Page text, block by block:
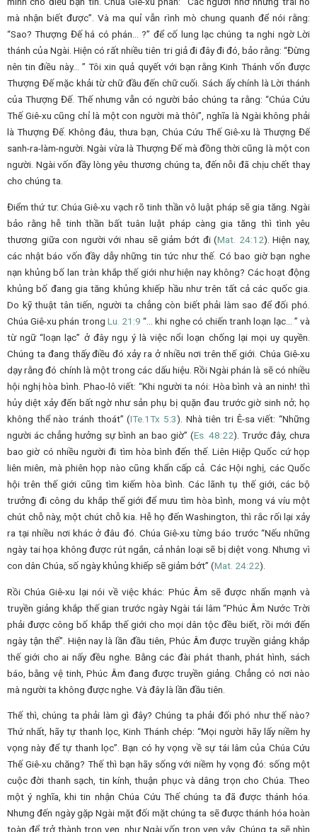
mà nhận biết được”. Và ma quỉ vẫn rình mò chung quanh để nói rằng:
“Sao? Thượng Đế há có phán… ?” để cố lung lạc chúng ta nghi ngờ Lời
thánh của Ngài. Hiện có rất nhiều tiên tri giả đi đây đi đó, bảo rằng: “Đừng
nên tin điều này… ” Tôi xin quả quyết với bạn rằng Kinh Thánh vốn được
Thượng Đế mặc khải từ chữ đầu đến chữ cuối. Sách ấy chính là Lời thánh
của Thượng Đế. Thế nhưng vẫn có người bảo chúng ta rằng: “Chúa Cứu
Thế Giê-xu cũng chỉ là một con người mà thôi”, nghĩa là Ngài không phải
là Thượng Đế. Không đâu, thưa bạn, Chúa Cứu Thế Giê-xu là Thượng Đế
sanh-ra-làm-người. Ngài vừa là Thượng Đế mà đồng thời cũng là một con
người. Ngài vốn đầy lòng yêu thương chúng ta, đến nỗi đã chịu chết thay
cho chúng ta.
Điểm thứ tư: Chúa Giê-xu vạch rõ tinh thần vô luật pháp sẽ gia tăng. Ngài
bảo rằng hễ tinh thần bất tuân luật pháp càng gia tăng thì tình yêu
thương giữa con người với nhau sẽ giảm bớt đi (Mat. 24:12). Hiện nay,
các nhật báo vốn đầy dẫy những tin tức như thế. Có bao giờ bạn nghe
nạn khủng bố lan tràn khắp thế giới như hiện nay không? Các hoạt động
khủng bố đang gia tăng khủng khiếp hầu như trên tất cả các quốc gia.
Do kỹ thuật tân tiến, người ta chẳng còn biết phải làm sao để đối phó.
Chúa Giê-xu phán trong Lu. 21:9 “… khi nghe có chiến tranh loạn lạc… ” và
từ ngữ “loạn lạc” ở đây ngụ ý là việc nổi loạn chống lại mọi uy quyền.
Chúng ta đang thấy điều đó xảy ra ở nhiều nơi trên thế giới. Chúa Giê-xu
dạy rằng đó chính là một trong các dấu hiệu. Rồi Ngài phán là sẽ có nhiều
hội nghị hòa bình. Phao-lô viết: “Khi người ta nói: Hòa bình và an ninh! thì
hủy diệt xảy đến bất ngờ như sản phụ bị quặn đau trước giờ sinh nở; họ
không thể nào tránh thoát” (ITe. 1Tx 5:3). Nhà tiên tri Ê-sa viết: “Những
người ác chẳng hưởng sự bình an bao giờ” (Es. 48:22). Trước đây, chưa
bao giờ có nhiều người đi tìm hòa bình đến thế. Liên Hiệp Quốc cứ họp
liên miên, mà phiên họp nào cũng khẩn cấp cả. Các Hội nghị, các Quốc
hội trên thế giới cũng tìm kiếm hòa bình. Các lãnh tụ thế giới, các bộ
trưởng đi công du khắp thế giới để mưu tìm hòa bình, mong vá víu một
chút chỗ này, một chút chỗ kia. Hễ họ đến Washington, thì rắc rối lại xảy
ra tại nhiều nơi khác ở đâu đó. Chúa Giê-xu từng báo trước “Nếu những
ngày tai họa không được rút ngắn, cả nhân loại sẽ bị diệt vong. Nhưng vì
con dân Chúa, số ngày khủng khiếp sẽ giảm bớt” (Mat. 24:22).
Rồi Chúa Giê-xu lại nói về việc khác: Phúc Âm sẽ được nhấn mạnh và
truyền giảng khắp thế gian trước ngày Ngài tái lâm “Phúc Âm Nước Trời
phải được công bố khắp thế giới cho mọi dân tộc đều biết, rồi mới đến
ngày tận thế”. Hiện nay là lần đầu tiên, Phúc Âm được truyền giảng khắp
thế giới cho ai nấy đều nghe. Bằng các đài phát thanh, phát hình, sách
báo, bằng vệ tinh, Phúc Âm đang được truyền giảng. Chẳng có nơi nào
mà người ta không được nghe. Và đây là lần đầu tiên.
Thế thì, chúng ta phải làm gì đây? Chúng ta phải đối phó như thế nào?
Thứ nhất, hãy tự thanh lọc, Kinh Thánh chép: “Mọi người hãy lấy niềm hy
vọng này để tự thanh lọc”. Bạn có hy vọng về sự tái lâm của Chúa Cứu
Thế Giê-xu chăng? Thế thì bạn hãy sống với niềm hy vọng đó: sống một
cuộc đời thanh sạch, tin kính, thuận phục và dâng trọn cho Chúa. Theo
một ý nghĩa, khi tin nhận Chúa Cứu Thế chúng ta đã được thánh hóa.
Nhưng đến ngày gặp Ngài mặt đối mặt chúng ta sẽ được thánh hóa hoàn
toàn để trở thành trọn vẹn, như Ngài vốn trọn vẹn vậy. Chúng ta sẽ nhìn